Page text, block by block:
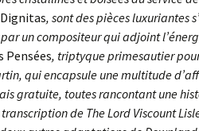
, sont des pièces luxuriantes
un compositeur qui adjoint
Pensées, triptyque primesautier
qui encapsule une multitude
gratuite, toutes rancontant une
de The Lord Viscount